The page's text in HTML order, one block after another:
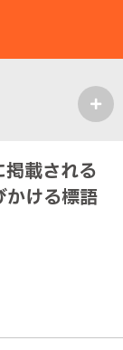
載される
かける標語